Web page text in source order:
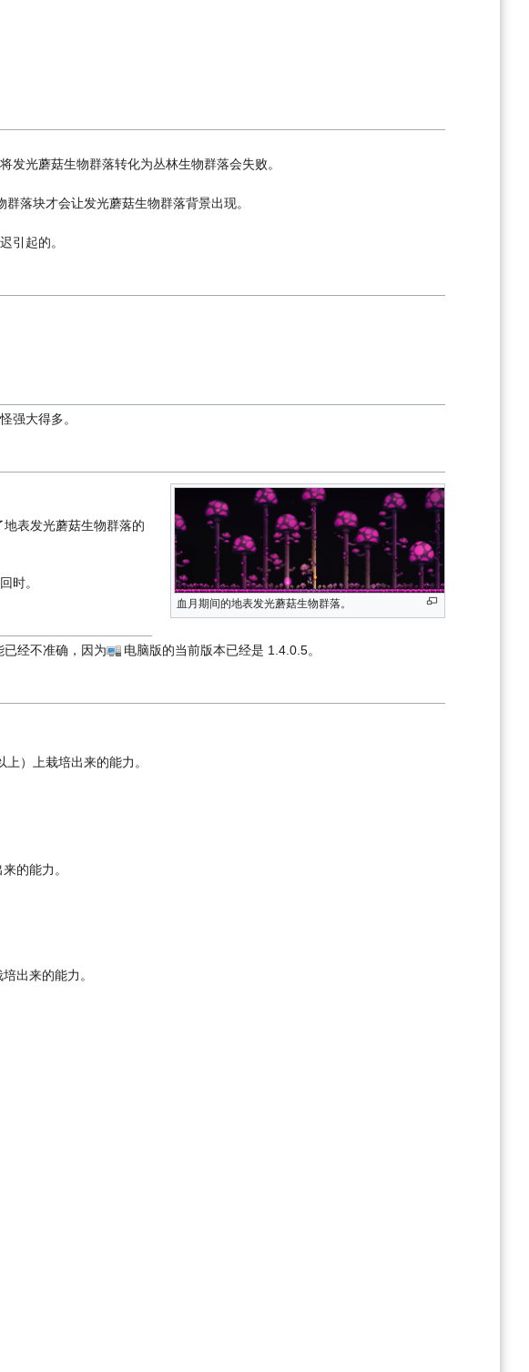
将发光蘑菇生物群落转化为丛林生物群落会失败。
落块才会让发光蘑菇生物群落背景出现。
引起的。
强大得多。
血月期间的地表发光蘑菇生物群落。
地表发光蘑菇生物群落的
时。
已经不准确，因为 电脑版的当前版本已经是 1.4.0.5。
）上栽培出来的能力。
的能力。
出来的能力。